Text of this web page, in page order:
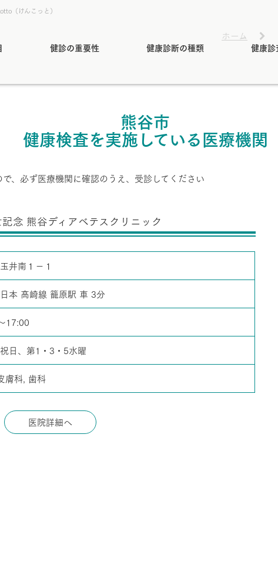
（けんこっと）
健診の重要性 健康診断の種類 健康診
ホーム
熊谷市
健康検査を実施している医療機関
、必ず医療機関に確認のうえ、受診してください
念 熊谷ディアベテスクリニック
井南１－１
本 高崎線 籠原駅 車 3分
17:00
日、第1・3・5水曜
膚科, 歯科
医院詳細へ